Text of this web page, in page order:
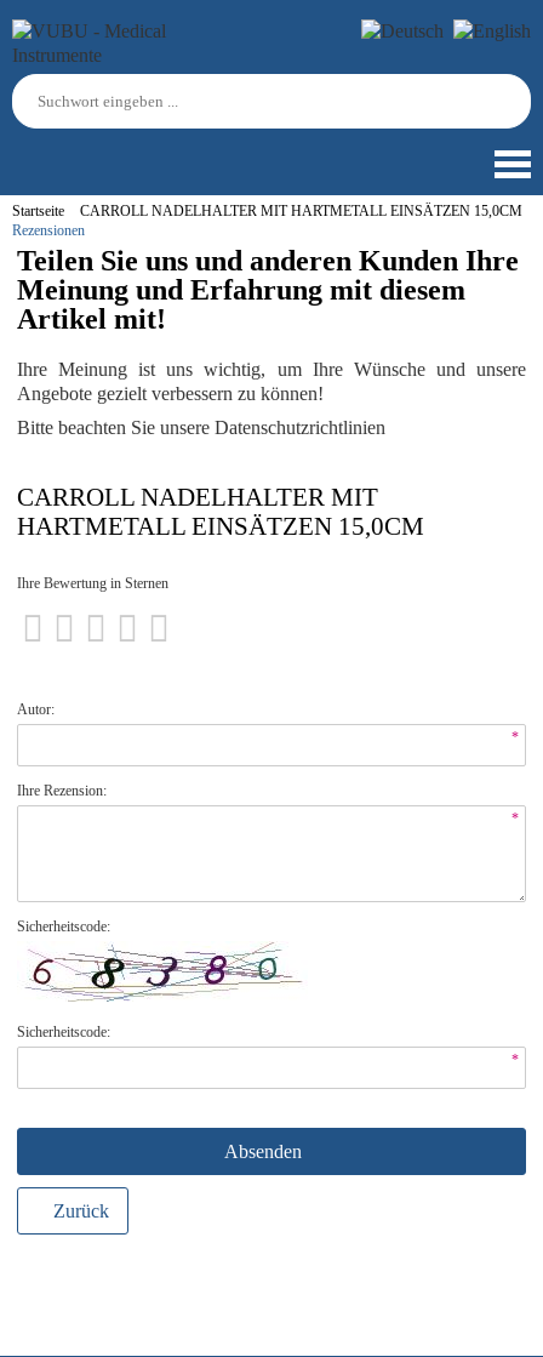
Startseite
CARROLL NADELHALTER MIT HARTMETALL EINSÄTZEN 15,0CM
Rezensionen
Teilen Sie uns und anderen Kunden Ihre
Meinung und Erfahrung mit diesem
Artikel mit!
Ihre Meinung ist uns wichtig, um Ihre Wünsche und unsere
Angebote gezielt verbessern zu können!
Bitte beachten Sie unsere Datenschutzrichtlinien
CARROLL NADELHALTER MIT
HARTMETALL EINSÄTZEN 15,0CM
Ihre Bewertung in Sternen
Autor:
*
Ihre Rezension:
*
Sicherheitscode:
Sicherheitscode:
*
Absenden
Zurück